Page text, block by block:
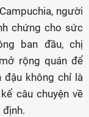
người
chứng cho sức
ban đầu, chị
rộng quán để
đậu không chỉ là
câu chuyện về
định.